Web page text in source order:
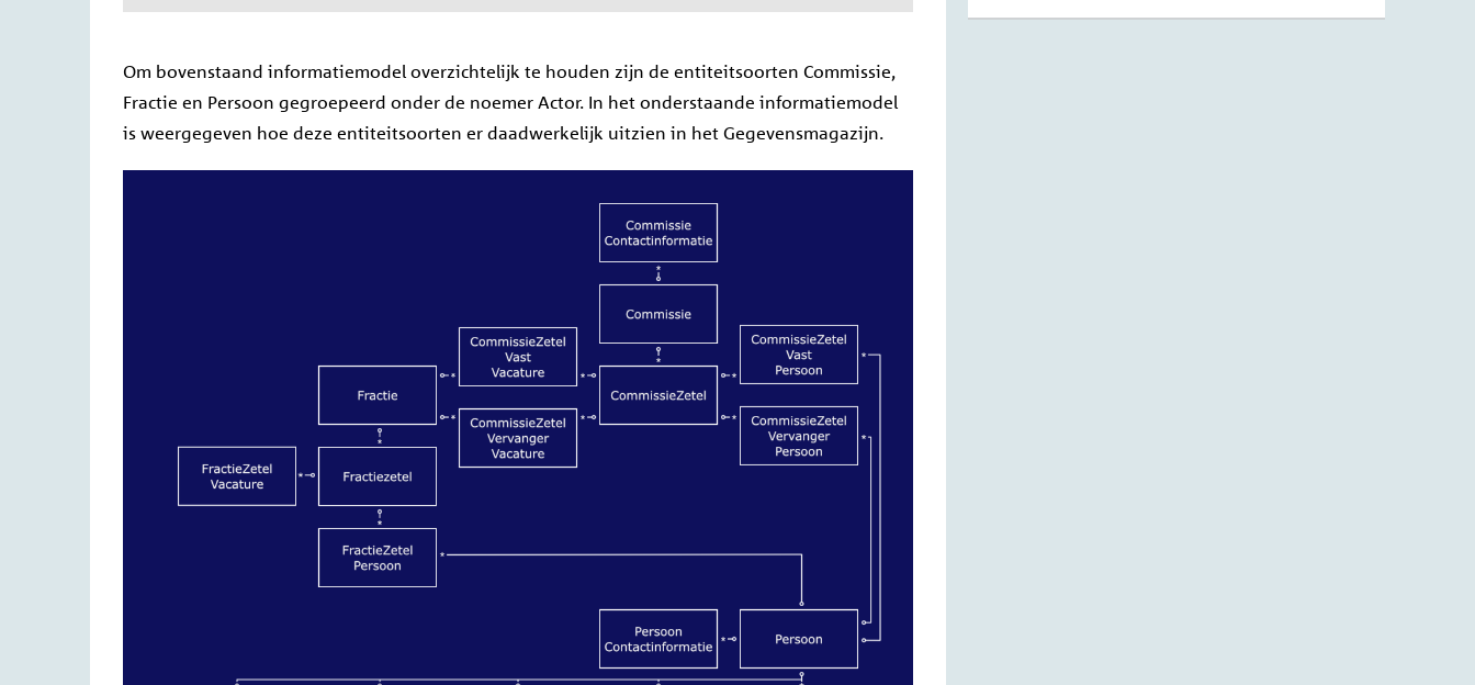
Om bovenstaand informatiemodel overzichtelijk te houden zijn de entiteitsoorten Commissie,
Fractie en Persoon gegroepeerd onder de noemer Actor. In het onderstaande informatiemodel
is weergegeven hoe deze entiteitsoorten er daadwerkelijk uitzien in het Gegevensmagazijn.